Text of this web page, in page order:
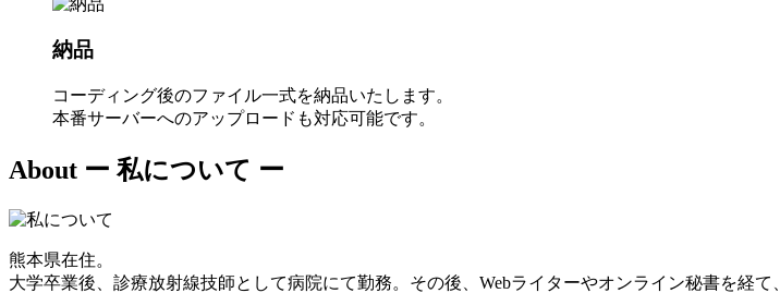
納品
コーディング後のファイル一式を納品いたします。
本番サーバーへのアップロードも対応可能です。
About ー 私について ー
熊本県在住。
大学卒業後、診療放射線技師として病院にて勤務。その後、Webライターやオンライン秘書を経